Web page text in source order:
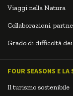
Viaggi nella Natura
Collaborazioni,
Grado di difficoltà
FOUR SEASONS E
Il turismo sostenibile